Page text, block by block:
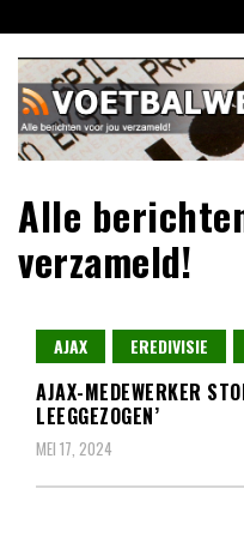
naar
inhoud
Alle
verzameld!
AJAX EREDIVISIE
AJAX-MEDEWERKER
LEEGGEZOGEN’
MEI 17, 2024